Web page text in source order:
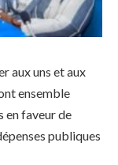
aux uns et aux
ensemble
en faveur de
publiques